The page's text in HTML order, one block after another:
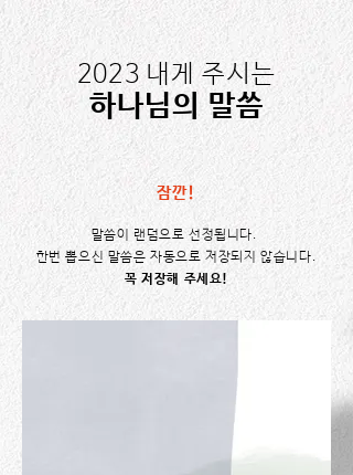
2023 내게 주시는
​하나님의 말씀
잠깐!
말씀이 랜덤으로 선정됩니다.
한번 뽑으신 말씀은 자동으로 저장되지 않습니다.
꼭 저장해 주세요!